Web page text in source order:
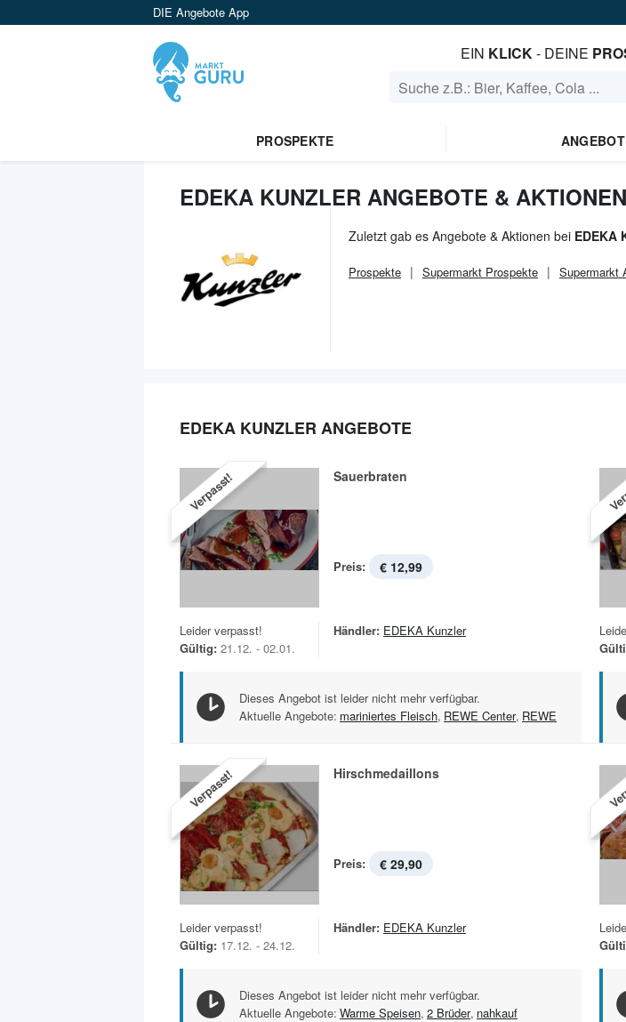
DIE Angebote App
EIN KLICK- DEINE
PROSPEKTE
EDEKA KUNZLER ANGEBOTE & AKTIONEN
Zuletzt gab es Angebote & Aktionen bei EDEKA
Prospekte Supermarkt Prospekte Supermarkt
EDEKA KUNZLER ANGEBOTE
Verpasst! Sauerbraten
Preis: € 12,99
Leider verpasst!
Gültig: 21.12. - 02.01.
Händler: EDEKA Kunzler
Dieses Angebot ist leider nicht mehr verfügbar.
Aktuelle Angebote: mariniertes Fleisch, REWE Center, REWE
Verpasst! Hirschmedaillons
Preis: € 29,90
Leider verpasst!
Gültig: 17.12. - 24.12.
Händler: EDEKA Kunzler
Dieses Angebot ist leider nicht mehr verfügbar.
Aktuelle Angebote: Warme Speisen, 2 Brüder, nahkauf